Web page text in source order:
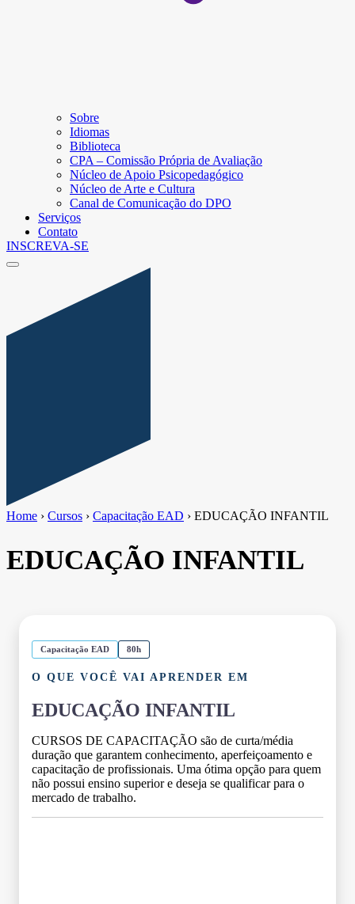
Sobre
Idiomas
Biblioteca
CPA – Comissão Própria de Avaliação
Núcleo de Apoio Psicopedagógico
Núcleo de Arte e Cultura
Canal de Comunicação do DPO
Serviços
Contato
INSCREVA-SE
Home › Cursos › Capacitação EAD › EDUCAÇÃO INFANTIL
EDUCAÇÃO INFANTIL
Capacitação EAD 80h
O QUE VOCÊ VAI APRENDER EM
EDUCAÇÃO INFANTIL
CURSOS DE CAPACITAÇÃO são de curta/média
duração que garantem conhecimento, aperfeiçoamento e
capacitação de profissionais. Uma ótima opção para quem
não possui ensino superior e deseja se qualificar para o
mercado de trabalho.